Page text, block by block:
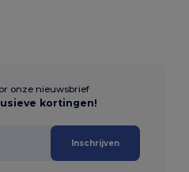
onze nieuwsbrief
kortingen!
Inschrijven